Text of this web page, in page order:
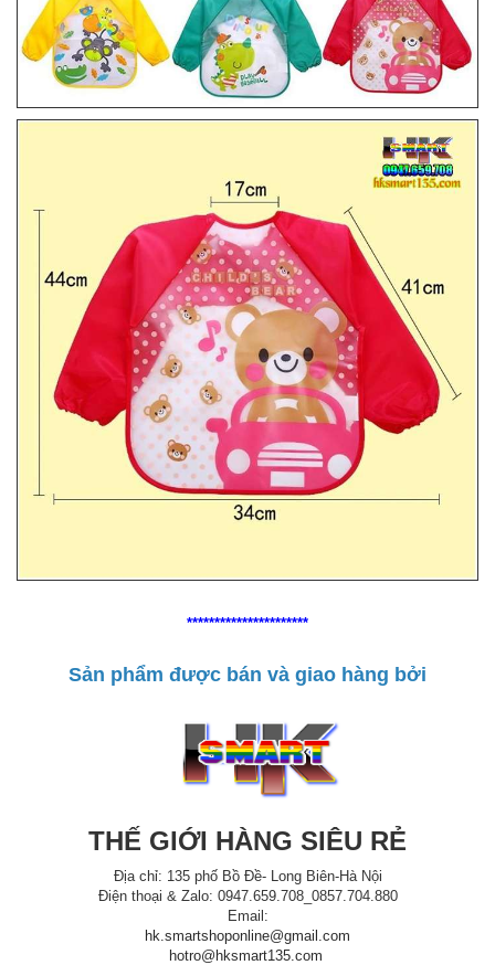
**********************
Sản phẩm được bán và giao hàng bởi
THẾ GIỚI HÀNG SIÊU RẺ
Địa chỉ: 135 phố Bồ Đề- Long Biên-Hà Nội
Điện thoại & Zalo: 0947.659.708_0857.704.880
Email:
hk.smartshoponline@gmail.com
hotro@hksmart135.com